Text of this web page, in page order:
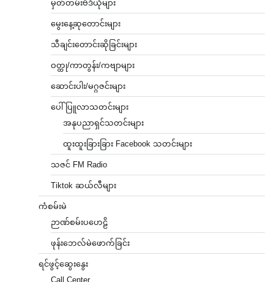
မှတ်တမ်းဗီဒီယိုများ
မွေးနေ့ဆုတောင်းများ
သီချင်းတောင်းဆိုခြင်းများ
ဝတ္ထု/ကာတွန်း/ကဗျာများ
ဆောင်းပါး/မဂ္ဂဇင်းများ
ပေါ်ပြူလာသတင်းများ
အနုပညာရှင်သတင်းများ
ထူးထူးခြားခြား Facebook သတင်းများ
သဇင် FM Radio
Tiktok ဆယ်လီများ
ကံစမ်းမဲ
ဉာဏ်စမ်းပဟေဠိ
ဖုန်းဘေလ်မဲဖောက်ခြင်း
ရင်ဖွင့်ဆွေးနွေး
Call Center